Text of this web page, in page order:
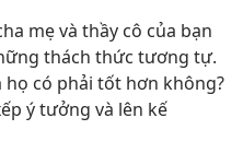
mẹ và thầy cô của bạn
thách thức tương tự.
có phải tốt hơn không?
ý tưởng và lên kế